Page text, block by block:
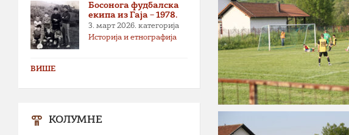
Босонога фудбалска
екипа из Гаја – 1978.
3. март 2026. категорија
Историја и етнографија
ВИШЕ
КОЛУМНЕ